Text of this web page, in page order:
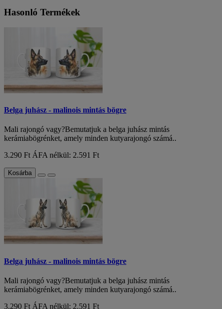
Hasonló Termékek
Belga juhász - malinois mintás bögre
Mali rajongó vagy?Bemutatjuk a belga juhász mintás
kerámiabögrénket, amely minden kutyarajongó számá..
3.290 Ft ÁFA nélkül: 2.591 Ft
Kosárba
Belga juhász - malinois mintás bögre
Mali rajongó vagy?Bemutatjuk a belga juhász mintás
kerámiabögrénket, amely minden kutyarajongó számá..
3.290 Ft ÁFA nélkül: 2.591 Ft